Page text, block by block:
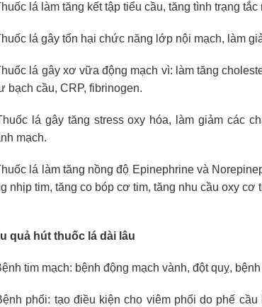
lá làm tăng kết tập tiểu cầu, tăng tình trạng tắc
lá gây tổn hại chức năng lớp nội mạch, l àm
lá gây xơ vữa động mạch vì: làm tăng
bạch cầu, CRP, fibrinogen.
lá gây tăng stress oxy hóa, làm giảm các
mạch.
lá làm tăng nồng độ Epinephrine và
nhịp tim, tăng co bóp cơ tim, tăng nhu cầu oxy cơ
quả hút thuốc lá dài lâu
tim mạch: bệnh động mạch vành, đột quỵ,
phổi: tạo điều kiện cho viêm phổi do phế